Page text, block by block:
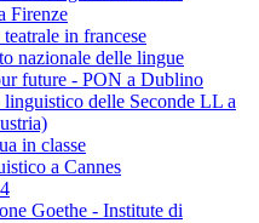
Firenze
in francese
nazionale delle lingue
future - PON a Dublino
linguistico delle Seconde LL a
in classe
a Cannes
Goethe - Institute di